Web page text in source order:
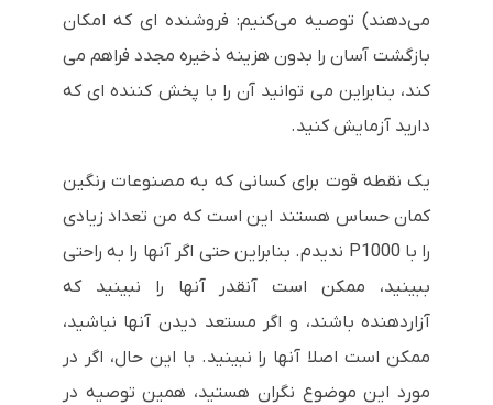
می‌دهند) توصیه می‌کنیم: فروشنده ای که امکان
بازگشت آسان را بدون هزینه ذخیره مجدد فراهم می
کند، بنابراین می توانید آن را با پخش کننده ای که
دارید آزمایش کنید.
یک نقطه قوت برای کسانی که به مصنوعات رنگین
کمان حساس هستند این است که من تعداد زیادی
را با P1000 ندیدم. بنابراین حتی اگر آنها را به راحتی
ببینید، ممکن است آنقدر آنها را نبینید که
آزاردهنده باشند، و اگر مستعد دیدن آنها نباشید،
ممکن است اصلا آنها را نبینید. با این حال، اگر در
مورد این موضوع نگران هستید، همین توصیه در